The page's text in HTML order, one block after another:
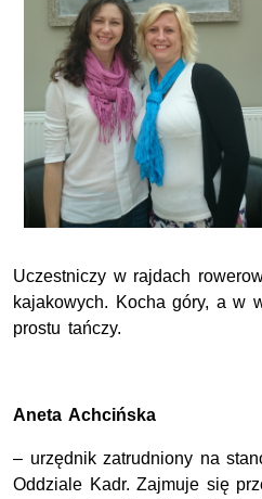
Uczestniczy w rajdach
kajakowych. Kocha góry, a w
prostu tańczy.
Aneta Achcińska
– urzędnik zatrudniony na
Oddziale Kadr. Zajmuje się